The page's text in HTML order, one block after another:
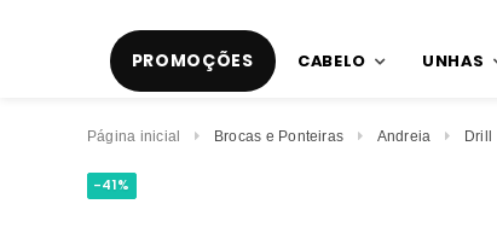
PROMOÇÕES CABELO UNHAS
Página inicial Brocas e Ponteiras Andreia Drill
-41%